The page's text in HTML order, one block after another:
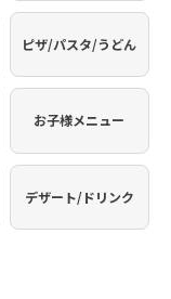
ピザ/パスタ/うどん
お子様メニュー
デザート/ドリンク